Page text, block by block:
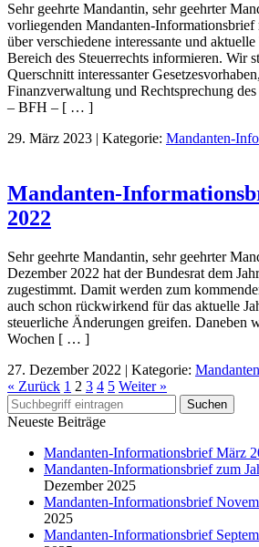
Sehr geehrte Mandantin, sehr geehrter
vorliegenden Mandanten-
über verschiedene interessante und
Bereich des Steuerrechts informieren. Wir
Querschnitt interessanter
Finanzverwaltung und Rechtsprechung
– BFH – [ … ]
29. März 2023 | Kategorie: Mandanten-Info
Mandanten-
2022
Sehr geehrte Mandantin, sehr geehrter
Dezember 2022 hat der Bundesrat dem
zugestimmt. Damit werden zum
auch schon rückwirkend für das aktuelle
steuerliche Änderungen greifen. Daneben
Wochen [ … ]
27. Dezember 2022 | Kategorie:
« Zurück 1 2 3 4 5 Weiter »
Neueste Beiträge
Mandanten-Informationsbrief März
Mandanten-Informationsbrief zum
Dezember 2025
Mandanten-Informationsbrief
2025
Mandanten-Informationsbrief